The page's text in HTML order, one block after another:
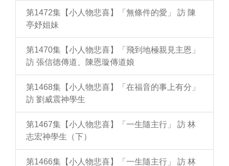
第1472集【小人物悲喜】「無條件的愛」 訪 陳
亭妤姐妹
第1470集【小人物悲喜】「飛到地極親見主恩」
訪 張信德傳道、陳恩璇傳道娘
第1468集【小人物悲喜】「在福音的事上有分」
訪 劉威震神學生
第1467集【小人物悲喜】「一生隨主行」 訪 林
志宏神學生（下）
第1466集【小人物悲喜】「一生隨主行」 訪 林